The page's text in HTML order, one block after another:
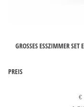
GROSSES ESSZIMMER SET
PREIS
€